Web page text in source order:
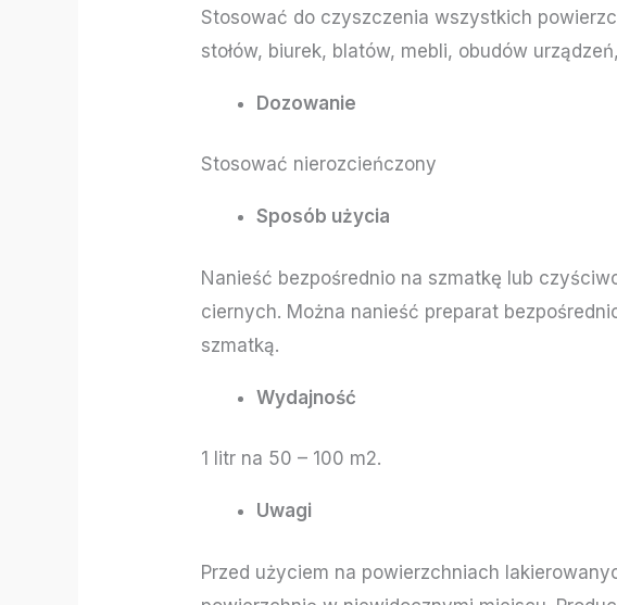
Stosować do czyszczenia wszystkich
stołów, biurek, blatów, mebli, obudów
Dozowanie
Stosować nierozcieńczony
Sposób użycia
Nanieść bezpośrednio na szmatkę lub
ciernych. Można nanieść preparat
szmatką.
Wydajność
1 litr na 50 – 100 m2.
Uwagi
Przed użyciem na powierzchniach